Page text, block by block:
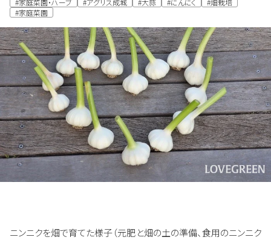
#家庭菜園
ニンニクを畑で育てた様子（元肥と畑の土の準備、食用のニンニク